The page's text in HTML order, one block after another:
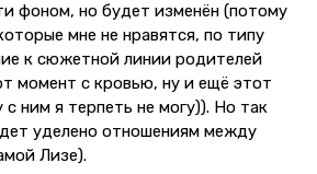
фоном, но будет изменён (потому
мне не нравятся, по типу
к сюжетной линии родителей
момент с кровью, ну и ещё этот
ним я терпеть не могу)). Но так
уделено отношениям между
Лизе).